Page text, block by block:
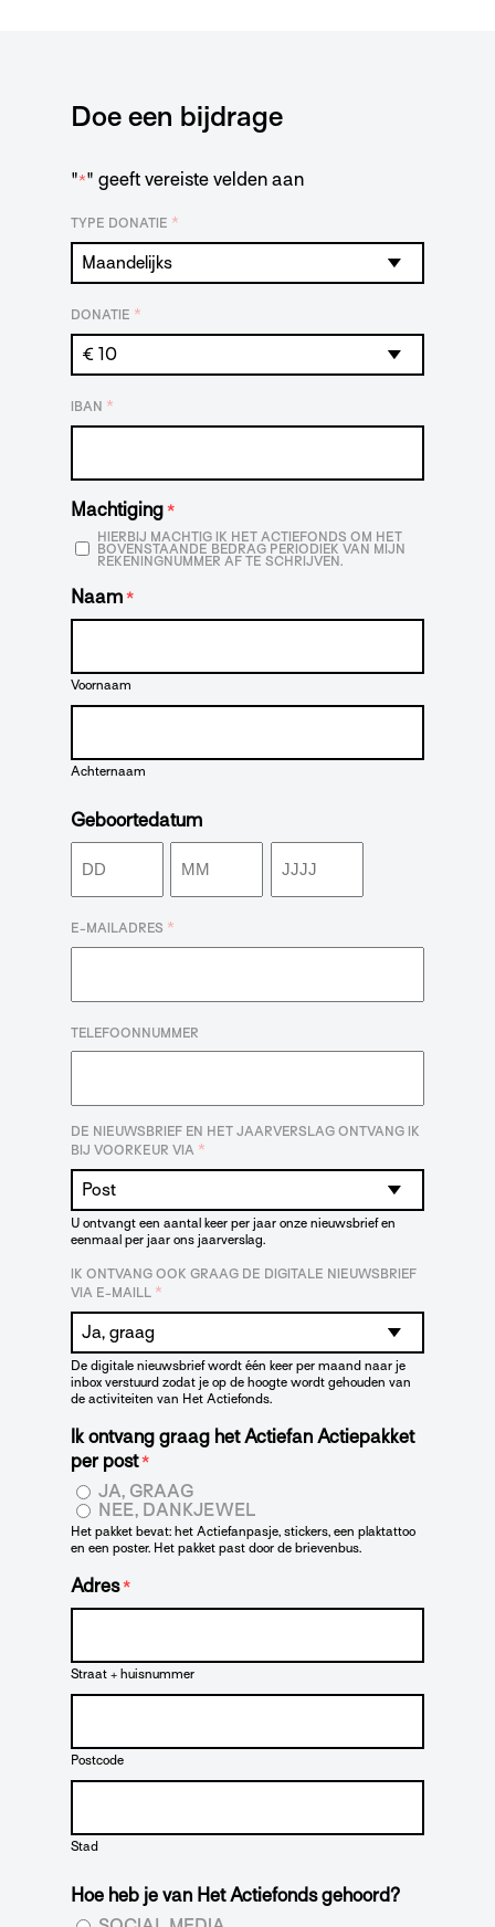
Doe een bijdrage
"*" geeft vereiste velden aan
TYPE DONATIE *
DONATIE *
IBAN *
Machtiging *
HIERBIJ MACHTIG IK HET ACTIEFONDS OM HET
BOVENSTAANDE BEDRAG PERIODIEK VAN MIJN
REKENINGNUMMER AF TE SCHRIJVEN.
Naam *
Voornaam
Achternaam
Geboortedatum
Dag Maand Jaar
E-MAILADRES *
TELEFOONNUMMER
DE NIEUWSBRIEF EN HET JAARVERSLAG ONTVANG IK
BIJ VOORKEUR VIA *
U ontvangt een aantal keer per jaar onze nieuwsbrief en
eenmaal per jaar ons jaarverslag.
IK ONTVANG OOK GRAAG DE DIGITALE NIEUWSBRIEF
VIA E-MAILL *
De digitale nieuwsbrief wordt één keer per maand naar je
inbox verstuurd zodat je op de hoogte wordt gehouden van
de activiteiten van Het Actiefonds.
Ik ontvang graag het Actiefan Actiepakket
per post *
JA, GRAAG
NEE, DANKJEWEL
Het pakket bevat: het Actiefanpasje, stickers, een plaktattoo
en een poster. Het pakket past door de brievenbus.
Adres *
Straat + huisnummer
Postcode
Stad
Hoe heb je van Het Actiefonds gehoord?